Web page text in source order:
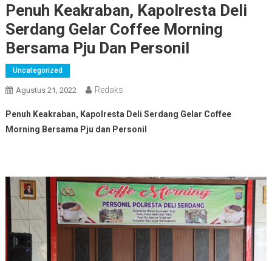
Penuh Keakraban, Kapolresta Deli
Serdang Gelar Coffee Morning
Bersama Pju Dan Personil
Uncategorized
Agustus 21, 2022 Redaks
Penuh Keakraban, Kapolresta Deli Serdang Gelar Coffee
Morning Bersama Pju dan Personil